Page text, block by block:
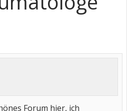
Forum hier, ich